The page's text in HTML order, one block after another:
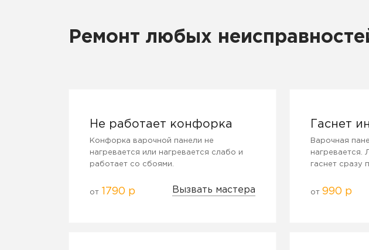
Ремонт любых
Не работает конфорка
Конфорка варочной панели не
нагревается или нагревается слабо и
работает со сбоями.
от 1790 р Вызвать мастера
Гаснет
Варочная
нагревается.
гаснет сразу
от990 р